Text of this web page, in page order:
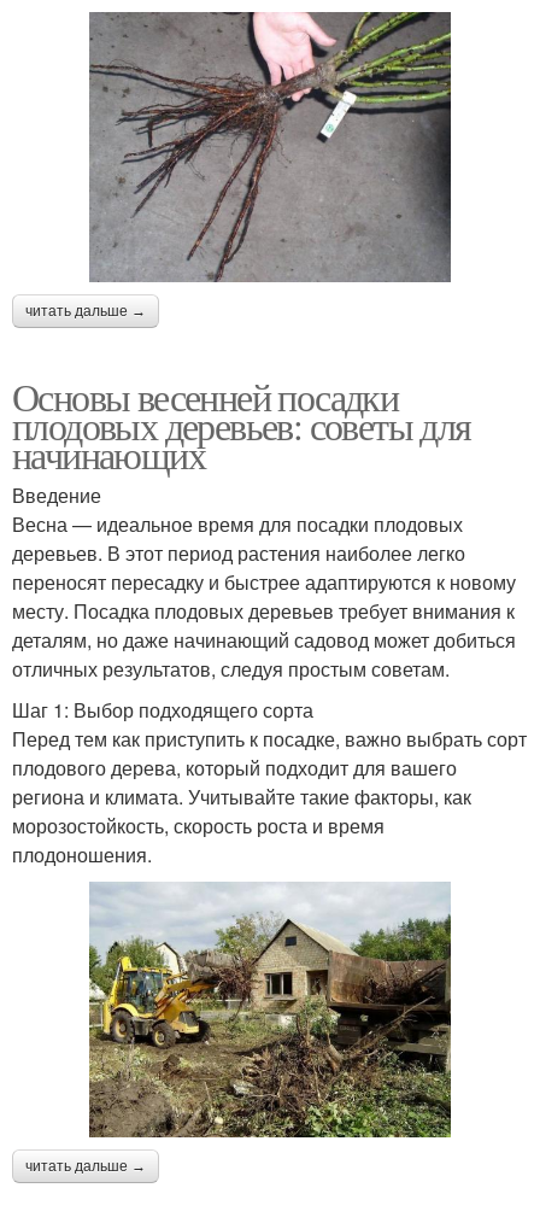
читать дальше →
Основы весенней посадки
плодовых деревьев: советы для
начинающих
Введение
Весна — идеальное время для посадки плодовых
деревьев. В этот период растения наиболее легко
переносят пересадку и быстрее адаптируются к новому
месту. Посадка плодовых деревьев требует внимания к
деталям, но даже начинающий садовод может добиться
отличных результатов, следуя простым советам.
Шаг 1: Выбор подходящего сорта
Перед тем как приступить к посадке, важно выбрать сорт
плодового дерева, который подходит для вашего
региона и климата. Учитывайте такие факторы, как
морозостойкость, скорость роста и время
плодоношения.
читать дальше →